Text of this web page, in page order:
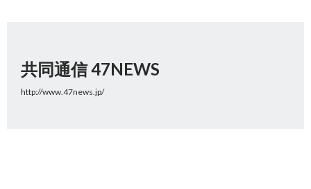
共同通信 47NEWS
http://www.47news.jp/